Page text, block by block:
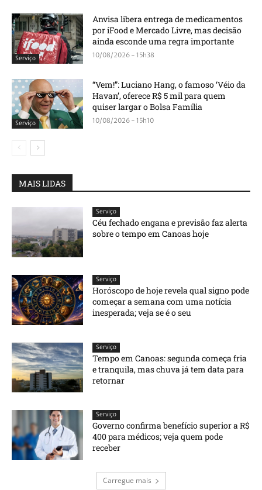
Serviço
Anvisa libera entrega de medicamentos
por iFood e Mercado Livre, mas decisão
ainda esconde uma regra importante
10/08/2026 - 15h38
Serviço
“Vem!”: Luciano Hang, o famoso ‘Véio da
Havan’, oferece R$ 5 mil para quem
quiser largar o Bolsa Família
10/08/2026 - 15h10
MAIS LIDAS
Serviço
Céu fechado engana e previsão faz alerta
sobre o tempo em Canoas hoje
Serviço
Horóscopo de hoje revela qual signo pode
começar a semana com uma notícia
inesperada; veja se é o seu
Serviço
Tempo em Canoas: segunda começa fria
e tranquila, mas chuva já tem data para
retornar
Serviço
Governo confirma benefício superior a R$
400 para médicos; veja quem pode
receber
Carregue mais